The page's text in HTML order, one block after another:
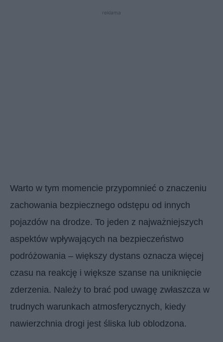
reklama
Warto w tym momencie przypomnieć o znaczeniu
zachowania bezpiecznego odstępu od innych
pojazdów na drodze. To jeden z najważniejszych
aspektów wpływających na bezpieczeństwo
podróżowania – większy dystans oznacza więcej
czasu na reakcję i większe szanse na uniknięcie
zderzenia. Należy to brać pod uwagę zwłaszcza w
trudnych warunkach atmosferycznych, kiedy
nawierzchnia drogi jest śliska lub oblodzona.